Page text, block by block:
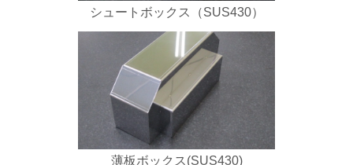
シュートボックス（SUS430）
薄板ボックス(SUS430)